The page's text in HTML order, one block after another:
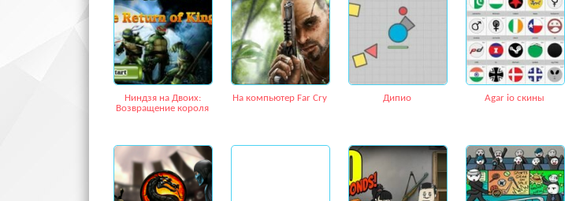
Ниндзя на Двоих:
Возвращение короля
На компьютер Far Cry Дипио Agar io скины